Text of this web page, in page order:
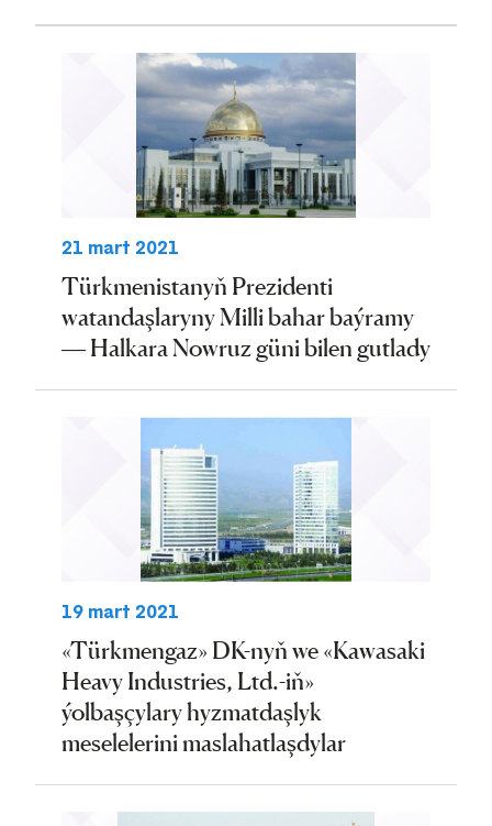
21 mart 2021
Türkmenistanyň Prezidenti
watandaşlaryny Milli bahar baýramy
— Halkara Nowruz güni bilen gutlady
19 mart 2021
«Türkmengaz» DK-nyň we «Kawasaki
Heavy Industries, Ltd.-iň»
ýolbaşçylary hyzmatdaşlyk
meselelerini maslahatlaşdylar